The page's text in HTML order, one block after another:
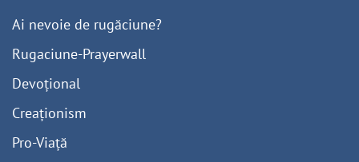
Ai nevoie de rugăciune?
Rugaciune-Prayerwall
Devoțional
Creaționism
Pro-Viață